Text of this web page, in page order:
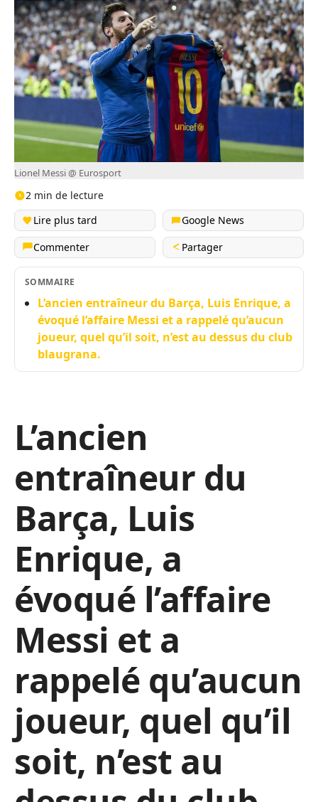
Lionel Messi @ Eurosport
2 min de lecture
Lire plus tard
Google News
Commenter
Partager
SOMMAIRE
L’ancien entraîneur du Barça, Luis Enrique, a
évoqué l’affaire Messi et a rappelé qu’aucun
joueur, quel qu’il soit, n’est au dessus du club
blaugrana.
L’ancien
entraîneur du
Barça, Luis
Enrique, a
évoqué l’affaire
Messi et a
rappelé qu’aucun
joueur, quel qu’il
soit, n’est au